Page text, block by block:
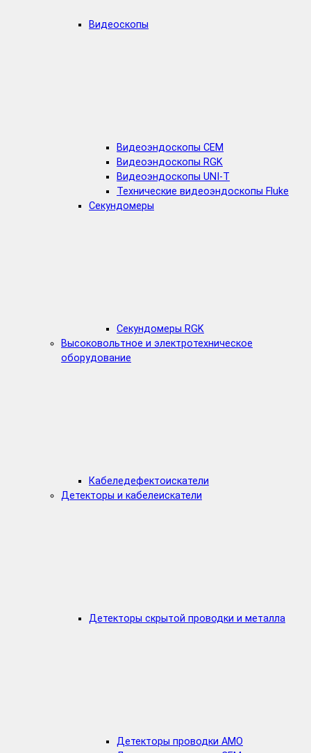
Видеоскопы
Видеоэндоскопы CEM
Видеоэндоскопы RGK
Видеоэндоскопы UNI-T
Технические видеоэндоскопы Fluke
Секундомеры
Секундомеры RGK
Высоковольтное и электротехническое
оборудование
Кабеледефектоискатели
Детекторы и кабелеискатели
Детекторы скрытой проводки и металла
Детекторы проводки AMO